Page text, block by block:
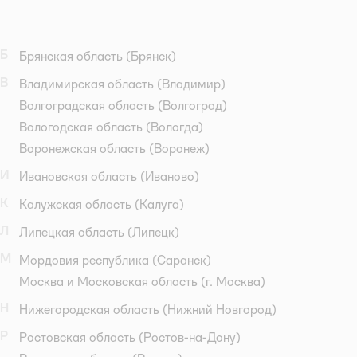
Брянская область (Брянск)
Владимирская область (Владимир)
Волгоградская область (Волгоград)
Вологодская область (Вологда)
Воронежская область (Воронеж)
Ивановская область (Иваново)
Калужская область (Калуга)
Липецкая область (Липецк)
Мордовия республика (Саранск)
Москва и Московская область (г. Москва)
Нижегородская область (Нижний Новгород)
Ростовская область (Ростов-на-Дону)